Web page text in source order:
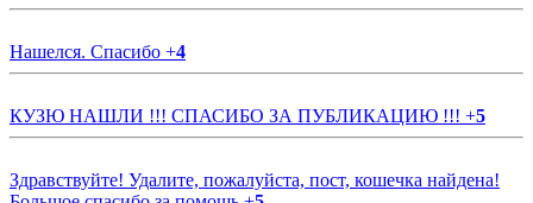
Нашелся. Спасибо +4
КУЗЮ НАШЛИ !!! СПАСИБО ЗА ПУБЛИКАЦИЮ !!! +5
Здравствуйте! Удалите, пожалуйста, пост, кошечка найдена!